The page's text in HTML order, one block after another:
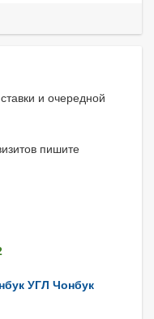
и очередной
пишите
УГЛ Чонбук